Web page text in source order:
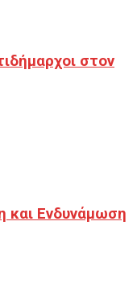
στον
και Ενδυνάμωση